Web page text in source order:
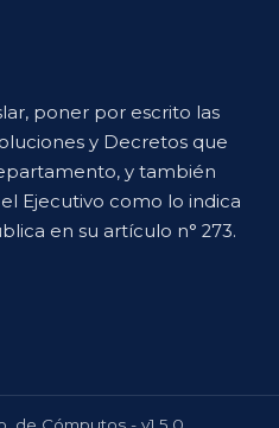
poner por escrito las
y Decretos que
y también
Ejecutivo como lo indica
en su artículo n° 273.
de Cómputos - v1.5.0